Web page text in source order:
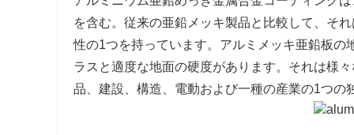
を含む。従来の亜鉛メッキ製品と比較して、そ
性の1つを持っています。アルミメッキ亜鉛板
ラスと適度な地面の硬度があります。それは様
品、建設、構造、電動および一種の産業の1つの